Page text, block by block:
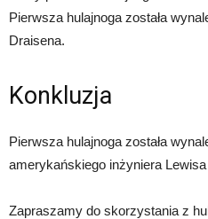
Pierwsza hulajnoga została
Draisena.
Konkluzja
Pierwsza hulajnoga została
amerykańskiego inżyniera
Zapraszamy do skorzystania z